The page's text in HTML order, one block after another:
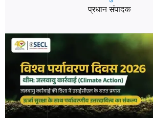
प्रधान संपादक